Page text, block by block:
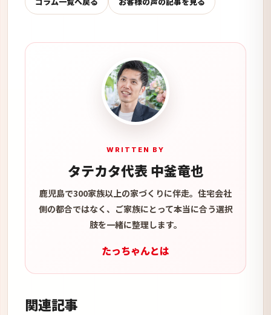
WRITTEN BY
タテカタ代表 中釜竜也
鹿児島で300家族以上の家づくりに伴走。住宅会社
側の都合ではなく、ご家族にとって本当に合う選択
肢を一緒に整理します。
たっちゃんとは
関連記事